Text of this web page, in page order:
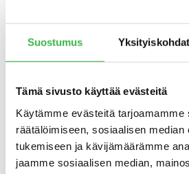
Suostumus Yksityiskohdat
Tämä sivusto käyttää evästeitä
Käytämme evästeitä tarjoamamme
räätälöimiseen, sosiaalisen median
tukemiseen ja kävijämäärämme
jaamme sosiaalisen median,
Viime vuonna Euroopan
Saksassa luomun myynnin arvo
positiiviseksi. Saksalaisissa
luomumyynti kasvoi arvossa
kasvua oli kuitenkin vain 0,2 %.
”Erityisesti Keski-Euroopan
elintarvikkeiden hintojen noususta.
maissa, kuten Saksassa ja
markkinakanavia, ja esimerkiksi